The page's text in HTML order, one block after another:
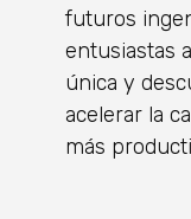
futuros
entusiastas
única y
acelerar la
más